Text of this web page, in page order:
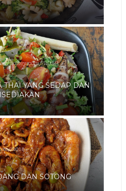
THAI YANG SEDAP DAN
DAN SOTONG